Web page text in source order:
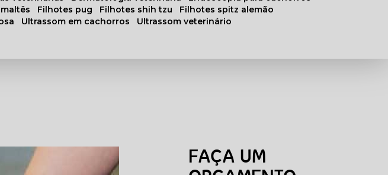
filhotes pug filhotes shih tzu
filhotes spitz alemão
ultrassom em cachorros
ultrassom veterinário
FAÇA UM